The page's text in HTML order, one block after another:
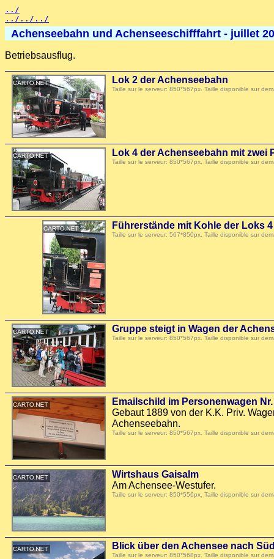
../
../../../
Achenseebahn und Achenseeschifffahrt - juillet
Betriebsausflug.
Lok 2 der Achenseebahn
Taille sur le serveur: 850*567px. Taille disponible sur
Lok 4 der Achenseebahn mit zwei
Taille sur le serveur: 850*567px. Taille disponible sur
Führerstände mit Kohle der Loks
Taille sur le serveur: 567*850px. Taille disponible sur
Gruppe steigt in Wagen der
Taille sur le serveur: 850*567px. Taille disponible sur
Emailschild im Personenwagen
Gebaut 1889 von der K.K. Priv.
Achenseebahn.
Taille sur le serveur: 850*567px. Taille disponible sur
Wirtshaus Gaisalm
Am Achensee-Westufer.
Taille sur le serveur: 850*556px. Taille disponible sur
Blick über den Achensee nach
Taille sur le serveur: 850*568px. Taille disponible sur